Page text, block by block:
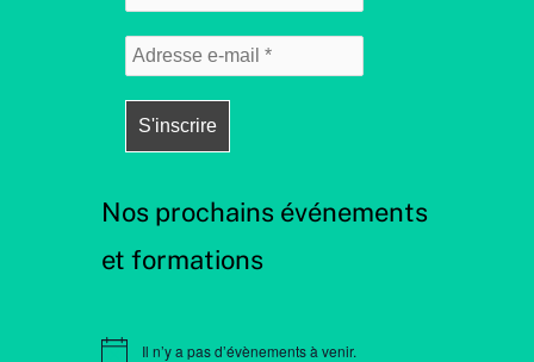
Nos prochains événements
et formations
Il n’y a pas d’évènements à venir.